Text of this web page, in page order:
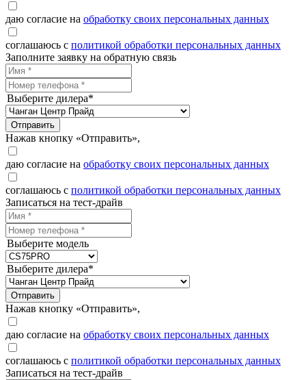
даю согласие на обработку своих персональных данных
соглашаюсь с политикой обработки персональных данных
Заполните заявку на обратную связь
Выберите дилера*
Отправить
Нажав кнопку «Отправить»,
даю согласие на обработку своих персональных данных
соглашаюсь с политикой обработки персональных данных
Записаться на тест-драйв
Выберите модель
Выберите дилера*
Отправить
Нажав кнопку «Отправить»,
даю согласие на обработку своих персональных данных
соглашаюсь с политикой обработки персональных данных
Записаться на тест-драйв